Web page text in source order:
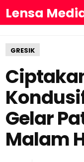
Lensa
GRESIK
Gelar
Malam